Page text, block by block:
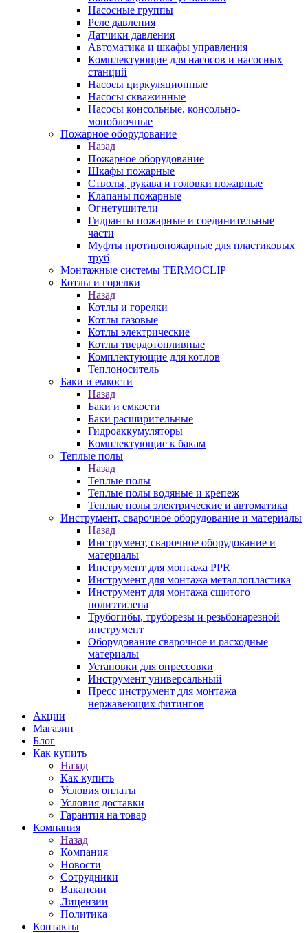
Насосные группы
Реле давления
Датчики давления
Автоматика и шкафы управления
Комплектующие для насосов и насосных
станций
Насосы циркуляционные
Насосы скважинные
Насосы консольные, консольно-
моноблочные
Пожарное оборудование
Назад
Пожарное оборудование
Шкафы пожарные
Стволы, рукава и головки пожарные
Клапаны пожарные
Огнетушители
Гидранты пожарные и соединительные
части
Муфты противопожарные для пластиковых
труб
Монтажные системы TERMOCLIP
Котлы и горелки
Назад
Котлы и горелки
Котлы газовые
Котлы электрические
Котлы твердотопливные
Комплектующие для котлов
Теплоноситель
Баки и емкости
Назад
Баки и емкости
Баки расширительные
Гидроаккумуляторы
Комплектующие к бакам
Теплые полы
Назад
Теплые полы
Теплые полы водяные и крепеж
Теплые полы электрические и автоматика
Инструмент, сварочное оборудование и материалы
Назад
Инструмент, сварочное оборудование и
материалы
Инструмент для монтажа PPR
Инструмент для монтажа металлопластика
Инструмент для монтажа сшитого
полиэтилена
Трубогибы, труборезы и резьбонарезной
инструмент
Оборудование сварочное и расходные
материалы
Установки для опрессовки
Инструмент универсальный
Пресс инструмент для монтажа
нержавеющих фитингов
Акции
Магазин
Блог
Как купить
Назад
Как купить
Условия оплаты
Условия доставки
Гарантия на товар
Компания
Назад
Компания
Новости
Сотрудники
Вакансии
Лицензии
Политика
Контакты